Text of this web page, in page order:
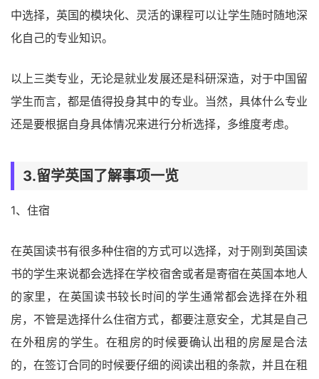
中选择，英国的模块化、灵活的课程可以让学生随时随地深
化自己的专业知识。
以上三类专业，无论是就业发展还是科研深造，对于中国留
学生而言，都是值得投身其中的专业。当然，具体什么专业
还是要根据自身具体情况来进行分析选择，多维度考虑。
3.留学英国了解事项一览
1、住宿
在英国读书有很多种住宿的方式可以选择，对于刚到英国读
书的学生来说都会选择在学校宿舍或者是寄宿在英国本地人
的家里，在英国读书较长时间的学生通常都会选择在外租
房，不管是选择什么住宿方式，都要注意安全，尤其是自己
在外租房的学生。在租房的时候要确认出租的房屋是合法
的，在签订合同的时候要仔细的阅读出租的条款，并且在租